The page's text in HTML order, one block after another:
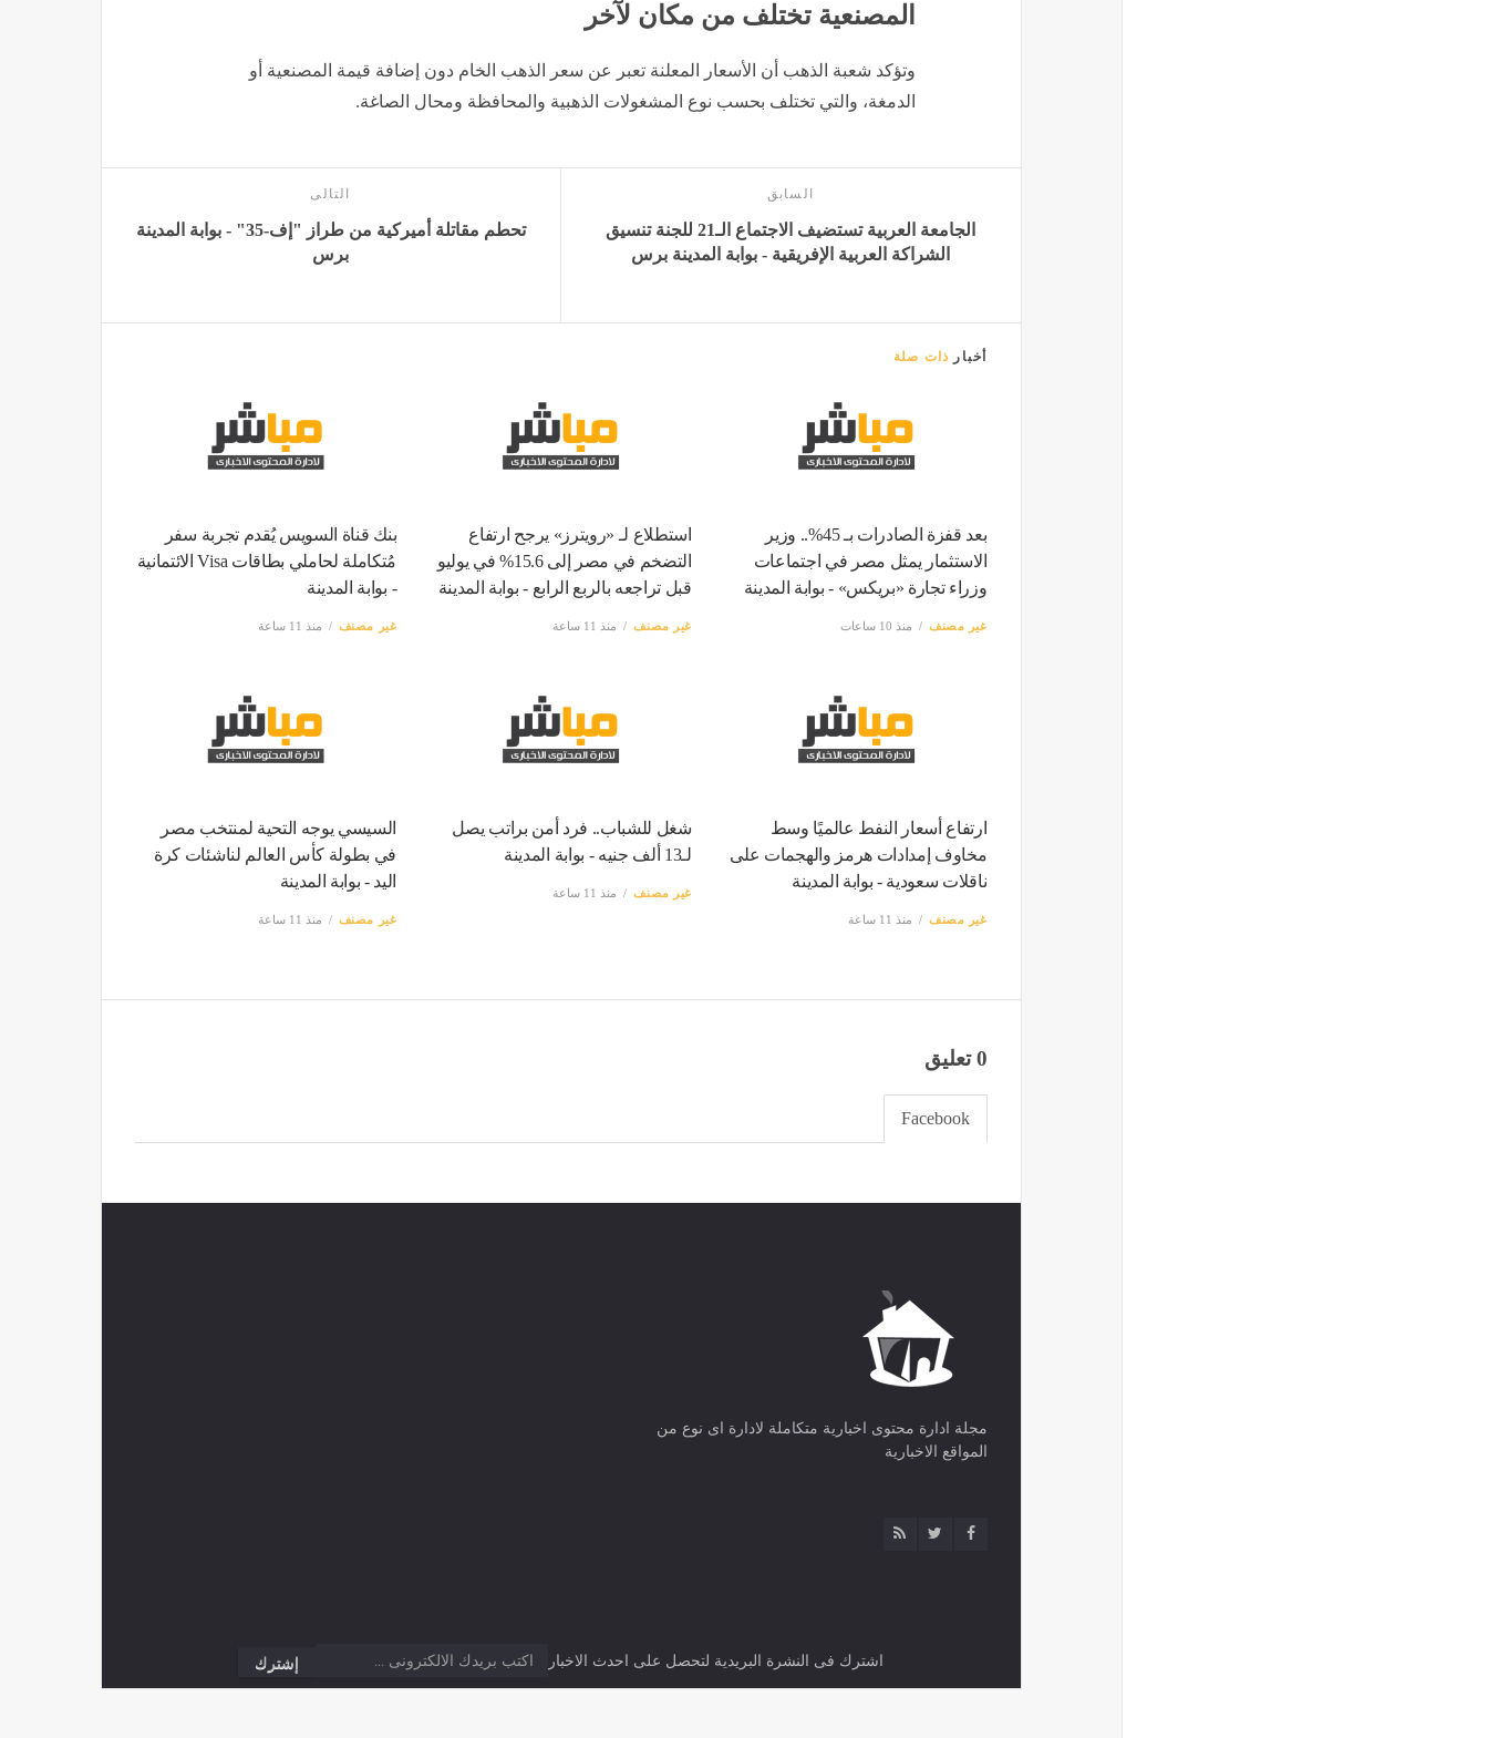
المصنعية تختلف من مكان لآخر
وتؤكد شعبة الذهب أن الأسعار المعلنة تعبر عن سعر الذهب الخام دون إضافة قيمة المصنعية أو
الدمغة، والتي تختلف بحسب نوع المشغولات الذهبية والمحافظة ومحال الصاغة.
السابق
الجامعة العربية تستضيف الاجتماع الـ21 للجنة تنسيق
الشراكة العربية الإفريقية - بوابة المدينة برس
التالى
تحطم مقاتلة أميركية من طراز "إف-35" - بوابة المدينة
برس
أخبار ذات صلة
بعد قفزة الصادرات بـ 45%.. وزير
الاستثمار يمثل مصر في اجتماعات
وزراء تجارة «بريكس» - بوابة المدينة
غير مصنف منذ 10 ساعات
استطلاع لـ «رويترز» يرجح ارتفاع
التضخم في مصر إلى 15.6% في يوليو
قبل تراجعه بالربع الرابع - بوابة المدينة
غير مصنف منذ 11 ساعة
بنك قناة السويس يُقدم تجربة سفر
مُتكاملة لحاملي بطاقات Visa الائتمانية
- بوابة المدينة
غير مصنف منذ 11 ساعة
ارتفاع أسعار النفط عالميًا وسط
مخاوف إمدادات هرمز والهجمات على
ناقلات سعودية - بوابة المدينة
غير مصنف منذ 11 ساعة
شغل للشباب.. فرد أمن براتب يصل
لـ13 ألف جنيه - بوابة المدينة
غير مصنف منذ 11 ساعة
السيسي يوجه التحية لمنتخب مصر
في بطولة كأس العالم لناشئات كرة
اليد - بوابة المدينة
غير مصنف منذ 11 ساعة
0 تعليق
Facebook
مجلة ادارة محتوى اخبارية متكاملة لادارة اى نوع من
المواقع الاخبارية
اشترك فى النشرة البريدية لتحصل على احدث الاخبار